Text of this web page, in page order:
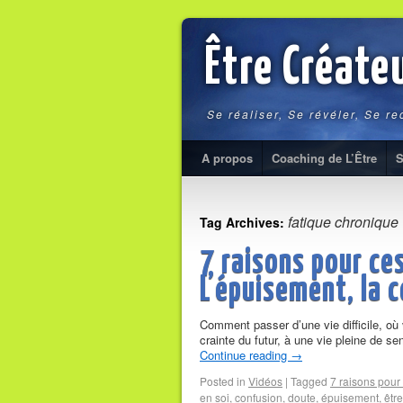
Être
Se réaliser, Se révéler, Se
A propos Coaching de L’Être
Tag Archives: fatique chronique
7 raisons pour
L’épuisement, la
Comment passer d’une vie difficile,
crainte du futur, à une vie pleine de
Continue reading →
Posted in Vidéos | Tagged 7 raisons
en soi, confusion, doute, épuisement,